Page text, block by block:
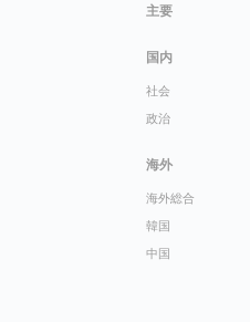
主要
国内
社会
政治
海外
海外総合
韓国
中国